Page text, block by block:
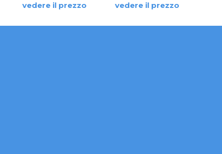
vedere il prezzo
vedere il prezzo